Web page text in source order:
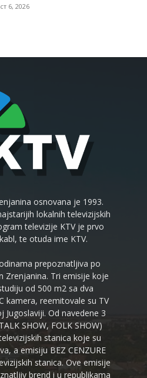
6, 2026
osnovana je 1993.
lokalnih televizijskih
televizije KTV je prvo
te otuda ime KTV.
prepoznatljiva po
Zrenjanina. Tri emisije koje
od 500 m2 sa dva
kamera, reemitovale su TV
Jugoslaviji. Od navedene 3
SHOW, FOLK SHOW)
stanica koje su
a emisiju BEZ CENZURE
stanica. Ove emisije
brend i u republikama